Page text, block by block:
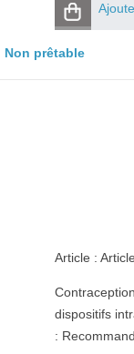
Non prêtable
Article :
dispositifs
: